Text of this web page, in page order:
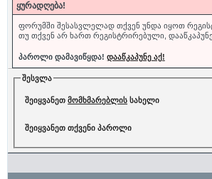
ყურადღება!
ფორუმში შესასვლელად თქვენ უნდა იყოთ
თუ თქვენ არ ხართ რეგისტრირებული,
პაროლი დამავიწყდა! დააწკაპუნე აქ!
შესვლა
შეიყვანეთმომხმარებლის სახელი
შეიყვანეთ თქვენი პაროლი